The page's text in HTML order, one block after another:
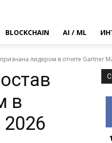
BLOCKCHAIN AI / ML
лидером в отчете Gartner
в